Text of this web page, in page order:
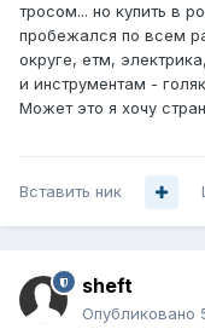
тросом... но купить в
пробежался по всем
округе, етм,
и инструментам -
Может это я хочу
Вставить ник
sheft
Опубликовано